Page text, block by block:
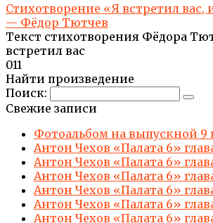
Стихотворение «Я встретил вас,
— Фёдор Тютчев
Текст стихотворения Фёдора
встретил вас
011
Найти произведение
Поиск:
Свежие записи
Фотоальбом на выпускной 9
Антон Чехов «Палата 6»
Антон Чехов «Палата 6»
Антон Чехов «Палата 6»
Антон Чехов «Палата 6»
Антон Чехов «Палата 6»
Антон Чехов «Палата 6»